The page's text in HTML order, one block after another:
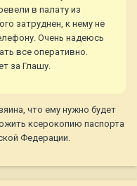
в палату из
затруднен, к нему не
Очень надеюсь
все оперативно.
за Глашу.
что ему нужно будет
ксерокопию паспорта
Федерации.